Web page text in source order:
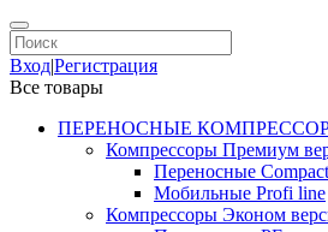
Вход|Регистрация
Все товары
ПЕРЕНОСНЫЕ
Компрессоры Премиум
Переносные
Мобильные Profi line
Компрессоры Эконом